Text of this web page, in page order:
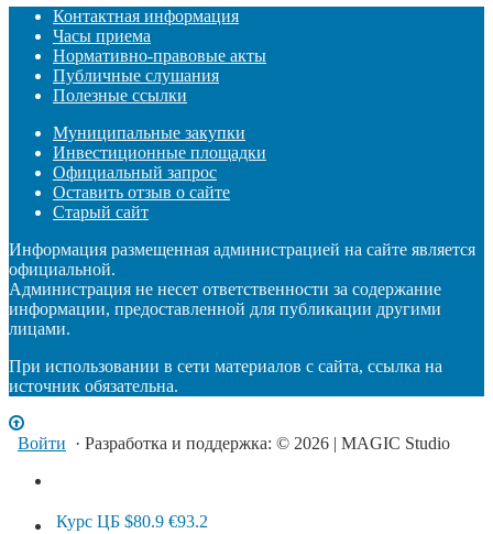
Контактная информация
Часы приема
Нормативно-правовые акты
Публичные слушания
Полезные ссылки
Муниципальные закупки
Инвестиционные площадки
Официальный запрос
Оставить отзыв о сайте
Старый сайт
Информация размещенная администрацией на сайте является
официальной.
Администрация не несет ответственности за содержание
информации, предоставленной для публикации другими
лицами.
При использовании в сети материалов с сайта, ссылка на
источник обязательна.
Войти · Разработка и поддержка: © 2026 | MAGIC Studio
Курс ЦБ $80.9 €93.2